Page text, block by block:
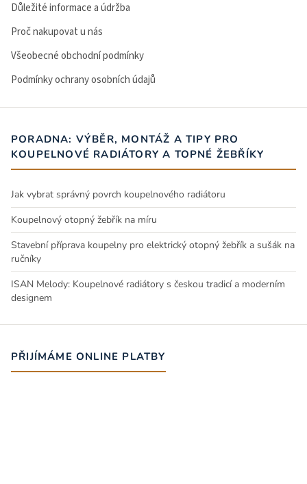
Důležité informace a údržba
Proč nakupovat u nás
Všeobecné obchodní podmínky
Podmínky ochrany osobních údajů
PORADNA: VÝBĚR, MONTÁŽ A TIPY PRO
KOUPELNOVÉ RADIÁTORY A TOPNÉ ŽEBŘÍKY
Jak vybrat správný povrch koupelnového radiátoru
Koupelnový otopný žebřík na míru
Stavební příprava koupelny pro elektrický otopný žebřík a sušák na
ručníky
ISAN Melody: Koupelnové radiátory s českou tradicí a moderním
designem
PŘIJÍMÁME ONLINE PLATBY